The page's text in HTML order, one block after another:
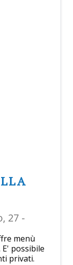
27 -
menù
possibile
privati.